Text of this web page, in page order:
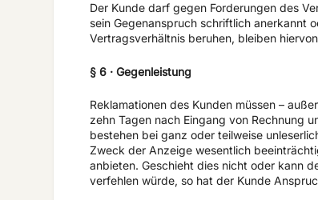
Der Kunde darf gegen Forderungen des
sein Gegenanspruch schriftlich anerkannt
Vertragsverhältnis beruhen, bleiben
§ 6 · Gegenleistung
Reklamationen des Kunden müssen –
zehn Tagen nach Eingang von Rechnung
bestehen bei ganz oder teilweise
Zweck der Anzeige wesentlich
anbieten. Geschieht dies nicht oder kann
verfehlen würde, so hat der Kunde